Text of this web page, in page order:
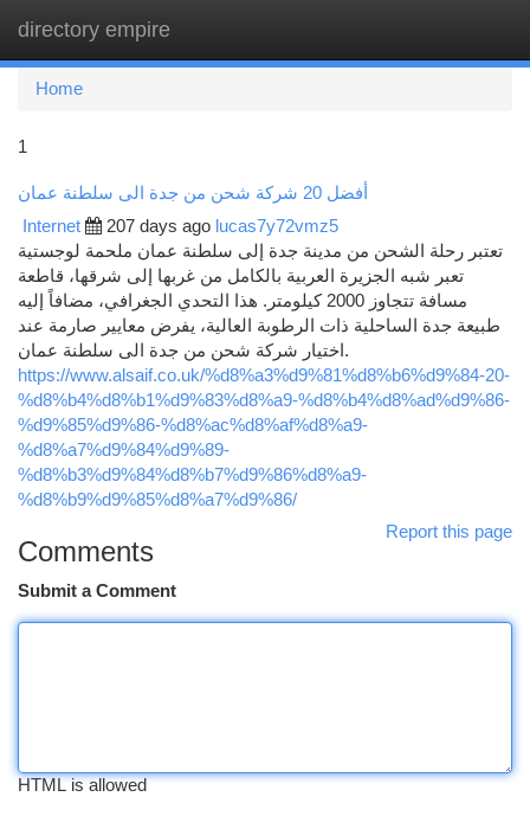
directory empire
Home
1
أفضل 20 شركة شحن من جدة الى سلطنة عمان
Internet 207 days ago lucas7y72vmz5
تعتبر رحلة الشحن من مدينة جدة إلى سلطنة عمان ملحمة لوجستية
تعبر شبه الجزيرة العربية بالكامل من غربها إلى شرقها، قاطعة
مسافة تتجاوز 2000 كيلومتر. هذا التحدي الجغرافي، مضافاً إليه
طبيعة جدة الساحلية ذات الرطوبة العالية، يفرض معايير صارمة عند
اختيار شركة شحن من جدة الى سلطنة عمان.
https://www.alsaif.co.uk/%d8%a3%d9%81%d8%b6%d9%84-20-
%d8%b4%d8%b1%d9%83%d8%a9-%d8%b4%d8%ad%d9%86-
%d9%85%d9%86-%d8%ac%d8%af%d8%a9-
%d8%a7%d9%84%d9%89-
%d8%b3%d9%84%d8%b7%d9%86%d8%a9-
%d8%b9%d9%85%d8%a7%d9%86/
Report this page
Comments
Submit a Comment
HTML is allowed